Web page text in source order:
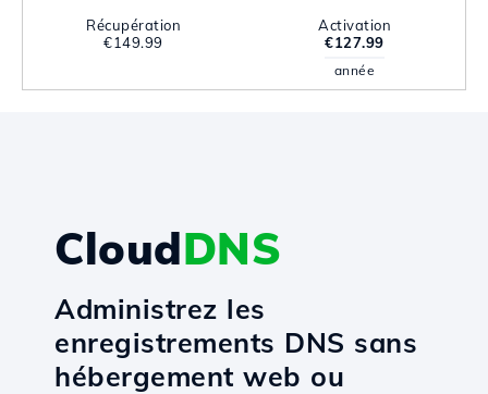
Récupération
€149.99
Activation
€127.99
année
CloudDNS
Administrez les
enregistrements DNS sans
hébergement web ou